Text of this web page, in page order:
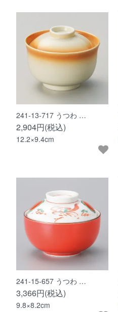
241-13-717 うつわ …
2,904円(税込)
12.2×9.4cm
241-15-657 うつわ …
3,366円(税込)
9.8×8.2cm